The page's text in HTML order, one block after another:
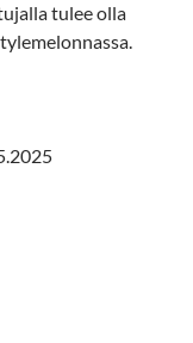
tulee olla